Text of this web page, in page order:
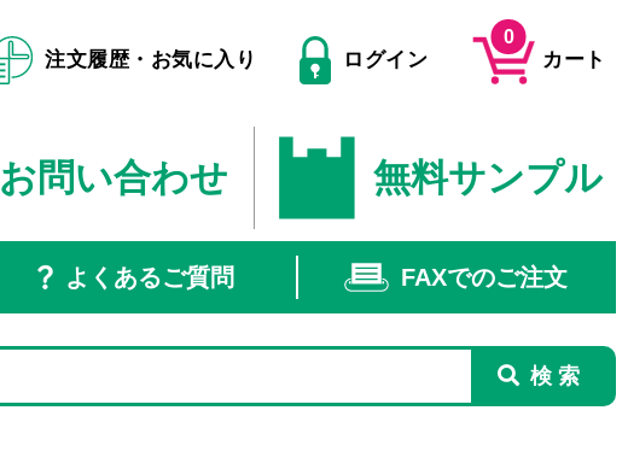
注文履歴・お気に入り ログイン
0
カート
お問い合わせ 無料サンプル
よくあるご質問 FAXでのご注文